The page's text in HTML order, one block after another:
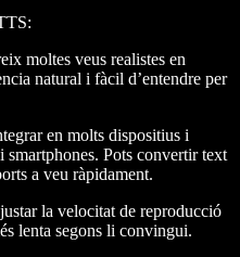
:
moltes veus realistes en
natural i fàcil d’entendre per
en molts dispositius i
Pots convertir text
a veu ràpidament.
la velocitat de reproducció
lenta segons li convingui.